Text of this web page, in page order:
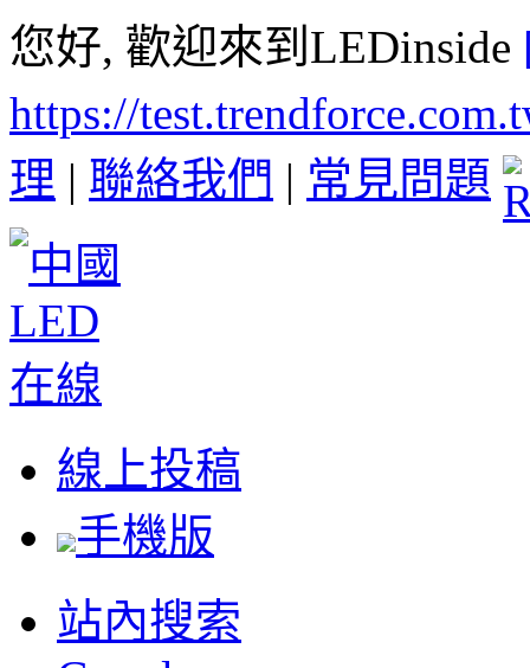
您好, 歡迎來到LEDinside
https://
理 | 聯絡我們 | 常見問題
線上投稿
手機版
站內搜索